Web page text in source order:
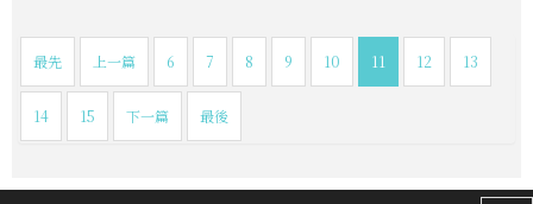
最先 上一篇 6 7 8 9 10 11 12 13
14 15 下一篇 最後